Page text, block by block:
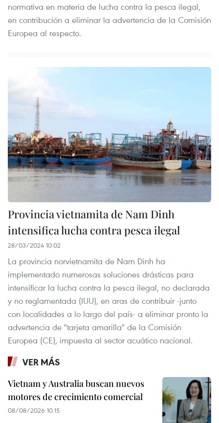
normativa en materia de lucha contra la pesca ilegal,
en contribución a eliminar la advertencia de la Comisión
Europea al respecto.
Provincia vietnamita de Nam Dinh
intensifica lucha contra pesca ilegal
28/03/2024 10:02
La provincia norvietnamita de Nam Dinh ha
implementado numerosas soluciones drásticas para
intensificar la lucha contra la pesca ilegal, no declarada
y no reglamentada (IUU), en aras de contribuir -junto
con localidades a lo largo del país- a eliminar pronto la
advertencia de "tarjeta amarilla" de la Comisión
Europea (CE), impuesta al sector acuático nacional.
VER MÁS
Vietnam y Australia buscan nuevos
motores de crecimiento comercial
08/08/2026 10:15